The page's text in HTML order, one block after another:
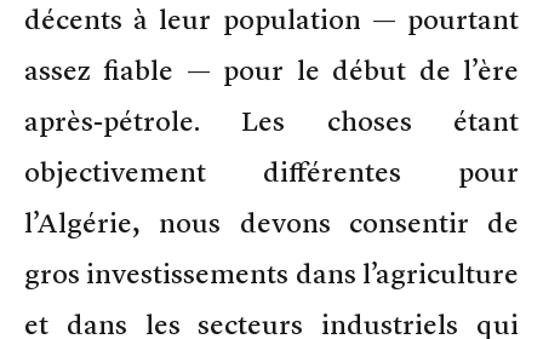
décents à leur population — pourtant
assez fiable — pour le début de l’ère
après-pétrole. Les choses étant
objectivement différentes pour
l’Algérie, nous devons consentir de
gros investissements dans l’agriculture
et dans les secteurs industriels qui